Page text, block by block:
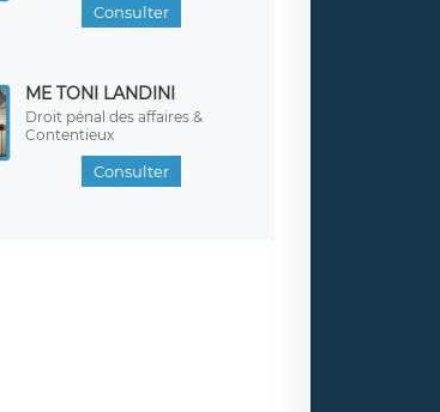
Consulter
ME TONI LANDINI
Droit pénal des affaires &
Contentieux
Consulter